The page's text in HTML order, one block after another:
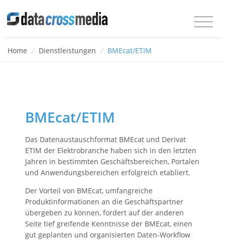
Home / Dienstleistungen / BMEcat/ETIM
BMEcat/ETIM
Das Datenaustauschformat BMEcat und Derivat
ETIM der Elektrobranche haben sich in den letzten
Jahren in bestimmten Geschäftsbereichen, Portalen
und Anwendungsbereichen erfolgreich etabliert.
Der Vorteil von BMEcat, umfangreiche
Produktinformationen an die Geschäftspartner
übergeben zu können, fordert auf der anderen
Seite tief greifende Kenntnisse der BMEcat, einen
gut geplanten und organisierten Daten-Workflow